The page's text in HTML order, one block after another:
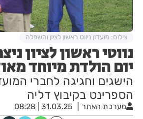
נווטי ראשון לציון
יום הולדת מיוחד
הישגים וחגיגה לחברי
הספרינט בקיבוץ דליה
מערכת האתר 31.03.25 | 08:28
צילום: מועדון ניווט ראשון לציון והשפלה